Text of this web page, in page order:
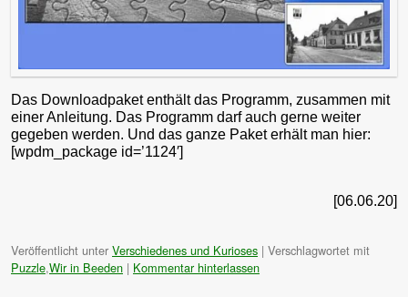
Das Downloadpaket enthält das Programm, zusammen mit
einer Anleitung. Das Programm darf auch gerne weiter
gegeben werden. Und das ganze Paket erhält man hier:
[wpdm_package id=’1124′]
[06.06.20]
Veröffentlicht unter Verschiedenes und Kurioses | Verschlagwortet mit
Puzzle,Wir in Beeden | Kommentar hinterlassen